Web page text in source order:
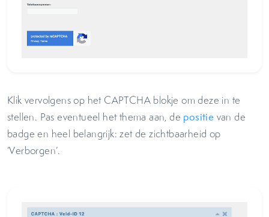
Klik vervolgens op het CAPTCHA blokje om deze in te
stellen. Pas eventueel het thema aan, de positie van de
badge en heel belangrijk: zet de zichtbaarheid op
‘Verborgen’.